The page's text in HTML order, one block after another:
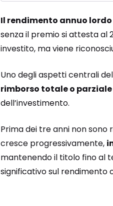
Il rendimento annuo
senza il premio si attesta al
investito, ma viene
Uno degli aspetti centrali
rimborso totale o
dell’investimento.
Prima dei tre anni non sono
cresce progressivamente,
mantenendo il titolo fino al
significativo sul rendimento